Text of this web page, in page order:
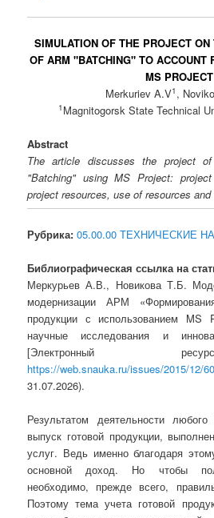
SIMULATION OF THE PROJECT
OF ARM "BATCHING" TO ACCOUNT
MS PROJECT
Merkuriev A.V1 ,
1 Magnitogorsk State Technical
Abstract
The article discusses the project
"Batching" using MS Project:
project resources, use of resources
Рубрика: 05.00.00 ТЕХНИЧЕСКИЕ
Библиографическая ссылка на
Меркурьев А.В., Новикова Т.Б.
модернизации АРМ
продукции с использованием MS
научные исследования и
[Электронный
https://web.snauka.ru/issues/2015/12/
31.07.2026).
Результатом деятельности
выпуск готовой продукции,
услуг. Ведь именно благодаря
основной доход. Но чтобы
необходимо, прежде всего,
Поэтому тема учета готовой